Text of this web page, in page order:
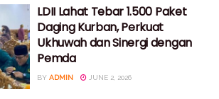
LDII Lahat Tebar 1.500 Paket
Daging Kurban, Perkuat
Ukhuwah dan Sinergi dengan
Pemda
BY ADMIN JUNE 2, 2026